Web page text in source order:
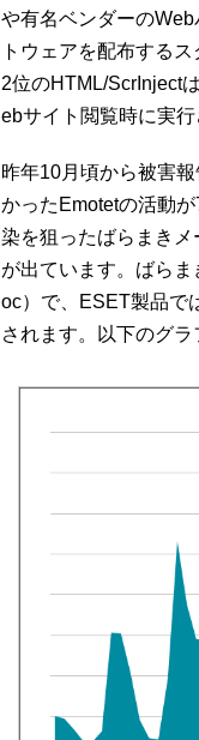
や有名ベンダーの
トウェアを配布する
2位のHTML/ScrInject
ebサイト閲覧時に実行
昨年10月頃から被害
かったEmotetの活動
染を狙ったばらまきメ
が出ています。ばら
oc）で、ESET製品で
されます。以下のグ